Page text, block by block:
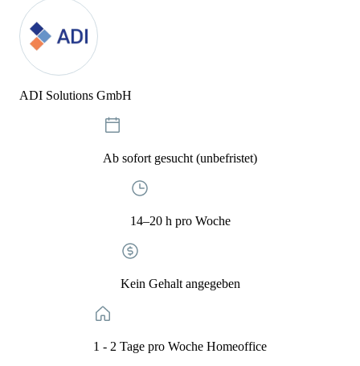
ADI Solutions GmbH
Ab sofort gesucht (unbefristet)
14–20 h pro Woche
Kein Gehalt angegeben
1 - 2 Tage pro Woche Homeoffice